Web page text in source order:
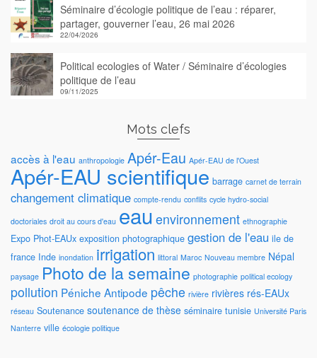
Séminaire d’écologie politique de l’eau : réparer,
partager, gouverner l’eau, 26 mai 2026
22/04/2026
Political ecologies of Water / Séminaire d’écologies
politique de l’eau
09/11/2025
Mots clefs
accès à l'eau anthropologie Apér-Eau Apér-EAU de l'Ouest
Apér-EAU scientifique barrage carnet de terrain
changement climatique compte-rendu conflits cycle hydro-social
doctoriales droit au cours d'eau eau environnement ethnographie
Expo Phot-EAUx exposition photographique gestion de l'eau ile de
france Inde inondation irrigation littoral Maroc Nouveau membre Népal
paysage Photo de la semaine photographie political ecology
pollution Péniche Antipode pêche rivière rivières rés-EAUx
réseau Soutenance soutenance de thèse séminaire tunisie Université Paris
Nanterre ville écologie politique